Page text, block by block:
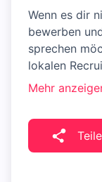
Wenn es dir
bewerben
sprechen
lokalen
Mehr